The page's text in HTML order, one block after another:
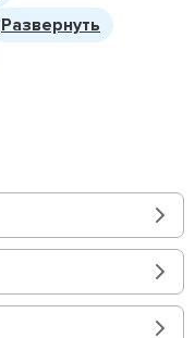
Развернуть